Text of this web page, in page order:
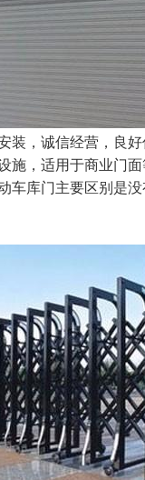
装，诚信经营，良
施，适用于商业门
车库门主要区别是